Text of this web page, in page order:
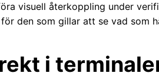
visuell återkoppling under
den som gillar att se vad som
i